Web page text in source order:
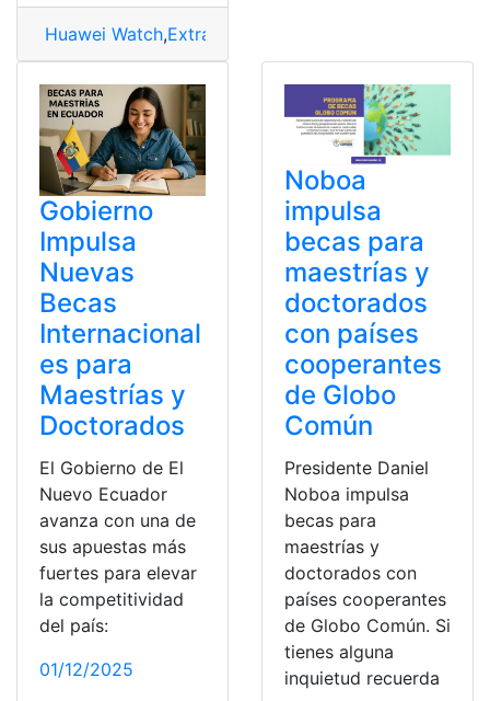
Huawei Watch,Extranjeras
Gobierno
Impulsa
Nuevas
Becas
Internacional
es para
Maestrías y
Doctorados
El Gobierno de El
Nuevo Ecuador
avanza con una de
sus apuestas más
fuertes para elevar
la competitividad
del país:
01/12/2025
Noboa
impulsa
becas para
maestrías y
doctorados
con países
cooperantes
de Globo
Común
Presidente Daniel
Noboa impulsa
becas para
maestrías y
doctorados con
países cooperantes
de Globo Común. Si
tienes alguna
inquietud recuerda